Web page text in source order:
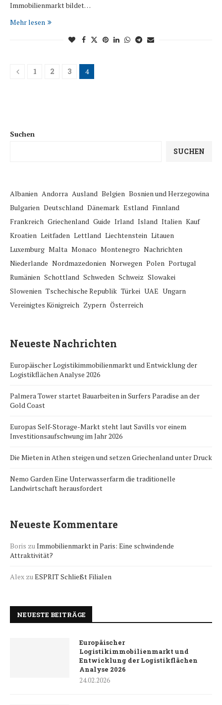
Immobilienmarkt bildet…
Mehr lesen
1 2 3 4
Suchen
SUCHEN
Albanien Andorra Ausland Belgien Bosnien und Herzegowina
Bulgarien Deutschland Dänemark Estland Finnland
Frankreich Griechenland Guide Irland Island Italien Kauf
Kroatien Leitfaden Lettland Liechtenstein Litauen
Luxemburg Malta Monaco Montenegro Nachrichten
Niederlande Nordmazedonien Norwegen Polen Portugal
Rumänien Schottland Schweden Schweiz Slowakei
Slowenien Tschechische Republik Türkei UAE Ungarn
Vereinigtes Königreich Zypern Österreich
Neueste Nachrichten
Europäischer Logistikimmobilienmarkt und Entwicklung der
Logistikflächen Analyse 2026
Palmera Tower startet Bauarbeiten in Surfers Paradise an der
Gold Coast
Europas Self-Storage-Markt steht laut Savills vor einem
Investitionsaufschwung im Jahr 2026
Die Mieten in Athen steigen und setzen Griechenland unter Druck
Nemo Garden Eine Unterwasserfarm die traditionelle
Landwirtschaft herausfordert
Neueste Kommentare
Boris zuImmobilienmarkt in Paris: Eine schwindende
Attraktivität?
Alex zuESPRIT Schließt Filialen
NEUESTE BEITRÄGE
Europäischer
Logistikimmobilienmarkt und
Entwicklung der Logistikflächen
Analyse 2026
24.02.2026